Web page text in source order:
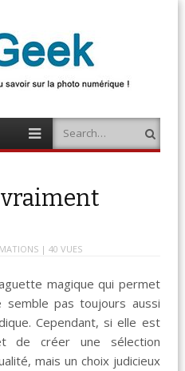
Search
| 40 VUES
magique qui permet
pas toujours aussi
Cependant, si elle est
de créer une sélection
mais un choix judicieux